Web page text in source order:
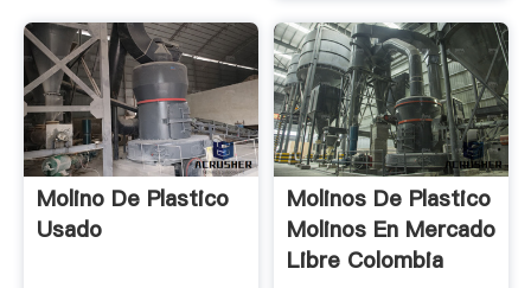
Molino De Plastico
Usado
Molinos De Plastico
Molinos En Mercado
Libre Colombia